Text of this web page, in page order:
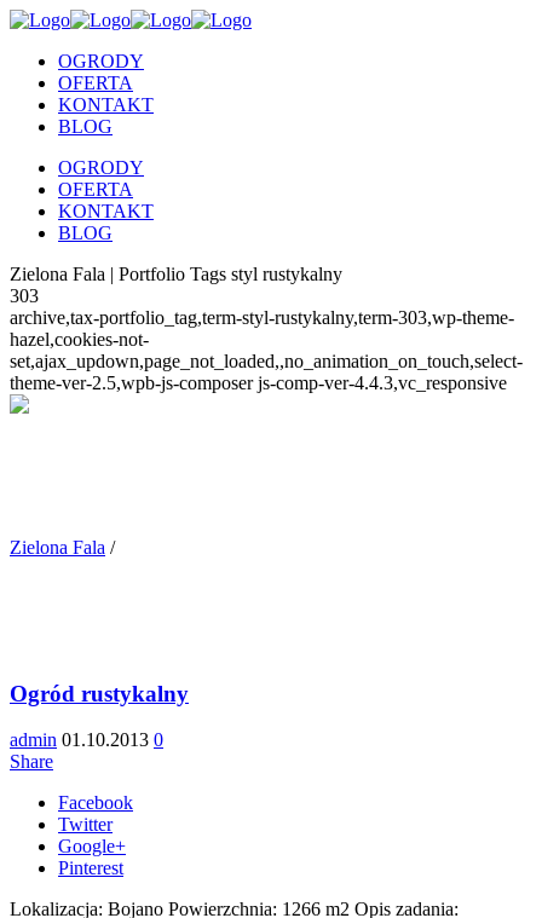
OGRODY
OFERTA
KONTAKT
BLOG
OGRODY
OFERTA
KONTAKT
BLOG
Zielona Fala | Portfolio Tags styl rustykalny
303
archive,tax-portfolio_tag,term-styl-rustykalny,term-303,wp-theme-
hazel,cookies-not-
set,ajax_updown,page_not_loaded,,no_animation_on_touch,select-
theme-ver-2.5,wpb-js-composer js-comp-ver-4.4.3,vc_responsive
Zielona Fala /
Ogród rustykalny
admin 01.10.2013 0
Share
Facebook
Twitter
Google+
Pinterest
Lokalizacja: Bojano Powierzchnia: 1266 m2 Opis zadania: